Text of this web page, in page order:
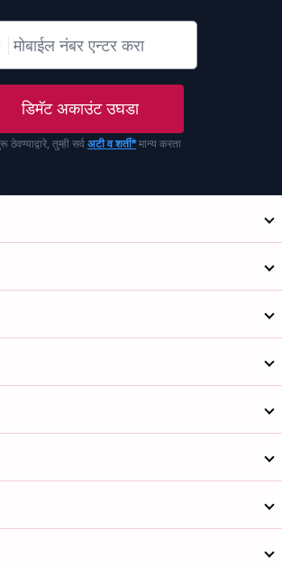
डिमॅट अकाउंट उघडा
ठेवण्याद्वारे, तुम्ही सर्व अटी व शर्ती*मान्य करता